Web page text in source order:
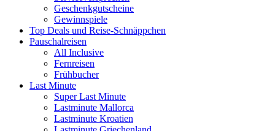
Geschenkgutscheine
Gewinnspiele
Top Deals und Reise-Schnäppchen
Pauschalreisen
All Inclusive
Fernreisen
Frühbucher
Last Minute
Super Last Minute
Lastminute Mallorca
Lastminute Kroatien